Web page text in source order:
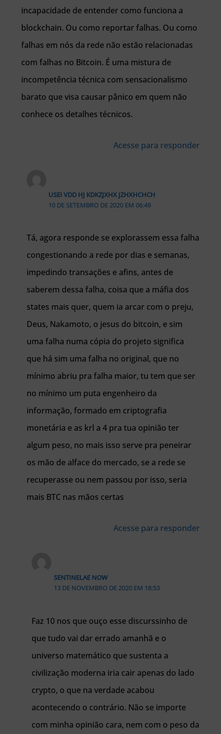
incapacidade de entender como funciona a
blockchain. Ou como reportar falhas. Ou como
falhas em nós da rede não estão relacionadas
com falhas no Bitcoin. É uma mistura de
incompetência técnica com sensacionalismo
barato que visa causar pânico em quem não
conhece os detalhes técnicos.
Acesse para responder
USEI VDD HJ KDKZJXHX JZHXHCHCH
10 DE SETEMBRO DE 2020 EM 06:49
Tá, agora responde se explorassem essa falha
congestionando a rede por dias e semanas,
impedindo transações e afins, antes de
saberem dessa falha, coisa que a máfia dos
states mais quer, quem ia arcar com o preju,
Deus, Nakamoto, o jesus do bitcoin, e sim
uma falha numa cópia do projeto significa
que há sim uma falha no original, que no
mínimo abriu pra falha maior, tu tem que ser
no mínimo um puta engenheiro da
informação, formado em criptografia
monetária e as krl a 4 pra tua opinião ter
algum peso, no mais isso serve pra peneirar
os mão de alface do mercado, se a rede se
recuperasse ou nem passou por isso, seria
mais BTC nas mãos certas
Acesse para responder
SENTINELAE NOW
13 DE NOVEMBRO DE 2020 EM 18:53
Faz 10 nos que ouço esse discurssinho de
que tudo vai dar errado amanhã e o
universo matemático que sustenta a
civilização moderna iria cair apenas do lado
crypto, o que na verdade acabou
acontecendo o contrário. Não se importe
com minha opinião cara, nem com o peso da